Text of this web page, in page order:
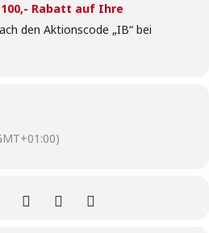
Rabatt auf Ihre
den Aktionscode „IB“ bei